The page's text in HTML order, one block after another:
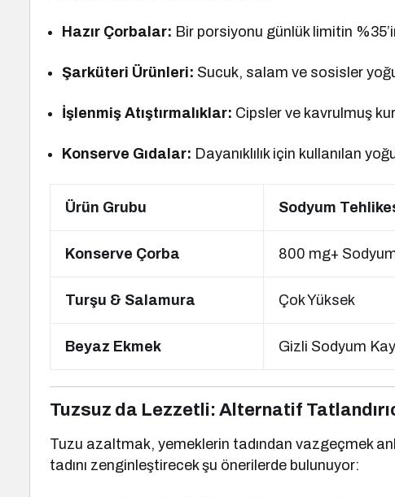
Hazır Çorbalar: Bir porsiyonu günlük limitin
Şarküteri Ürünleri: Sucuk, salam ve sosisler
İşlenmiş Atıştırmalıklar: Cipsler ve kavrulmuş
Konserve Gıdalar: Dayanıklılık için kullanılan
Ürün Grubu Sodyum
Konserve Çorba 800 mg+
Turşu & Salamura Çok Yüksek
Beyaz Ekmek Gizli Sodyum
Tuzsuz da Lezzetli: Alternatif
Tuzu azaltmak, yemeklerin tadından vazgeçmek
tadını zenginleştirecek şu önerilerde bulunuyor: